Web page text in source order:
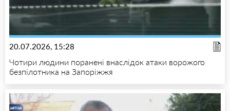
20.07.2026, 15:28
Чотири людини поранені внаслідок атаки ворожого
безпілотника на Запоріжжя